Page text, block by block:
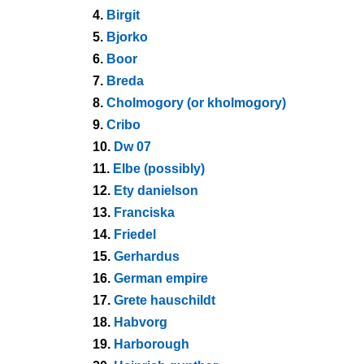
4. Birgit
5. Bjorko
6. Boor
7. Breda
8. Cholmogory (or kholmogory)
9. Cribo
10. Dw 07
11. Elbe (possibly)
12. Ety danielson
13. Franciska
14. Friedel
15. Gerhardus
16. German empire
17. Grete hauschildt
18. Habvorg
19. Harborough